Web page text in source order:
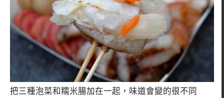
把三種泡菜和糯米腸加在一起，味道會變的很不同